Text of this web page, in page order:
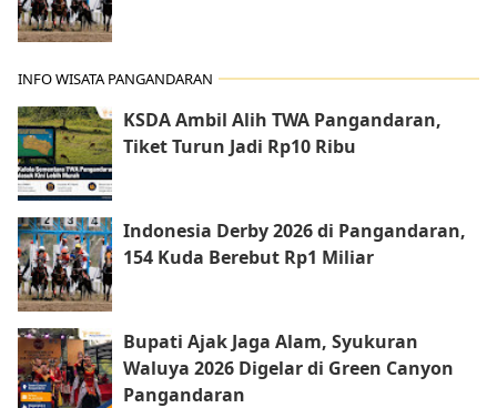
INFO WISATA PANGANDARAN
KSDA Ambil Alih TWA Pangandaran,
Tiket Turun Jadi Rp10 Ribu
Indonesia Derby 2026 di Pangandaran,
154 Kuda Berebut Rp1 Miliar
Bupati Ajak Jaga Alam, Syukuran
Waluya 2026 Digelar di Green Canyon
Pangandaran